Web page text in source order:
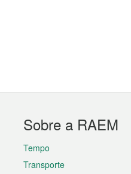
Sobre a RAEM
Tempo
Transporte